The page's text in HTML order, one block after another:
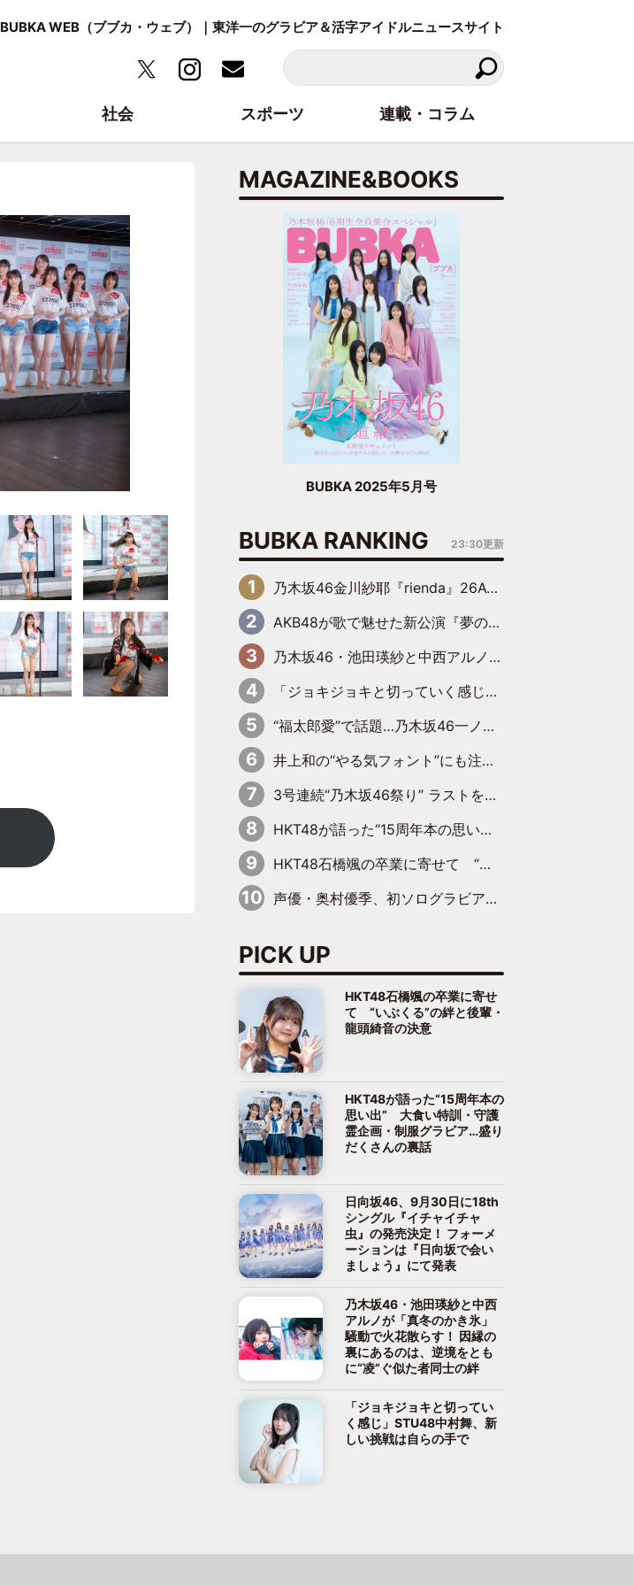
BUBKA WEB（ブブカ・ウェブ）｜東洋一のグラビア＆活字アイドルニュースサイト
MAGAZINE&BOOKS
BUBKA 2025年5月号
BUBKA RANKING 23:30更新
乃木坂46金川紗耶『rienda』26AW LOOKモデルに就任
AKB48が歌で魅せた新公演『夢のポップスター』 初日から全身全霊のステージ
乃木坂46・池田瑛紗と中西アルノが「真冬のかき氷」騒動で火花散らす！ 因縁の裏にあるのは、逆境をともに“凌”ぐ似た者同士の絆
「ジョキジョキと切っていく感じ」STU48中村舞、新しい挑戦は自らの手で
“福太郎愛”で話題…乃木坂46一ノ瀬美空、地元福岡『めんべい25周年トップサポーター』に就任
井上和の“やる気フォント”にも注目 乃木坂46が挑んだ書道パフォーマンスの舞台裏
3号連続“乃木坂46祭り” ラストを飾るのは賀喜遥香…5年ぶりの登場に「5年分大人になった私を見ていただけたら」
HKT48が語った“15周年本の思い出” 大食い特訓・守護霊企画・制服グラビア…盛りだくさんの裏話
HKT48石橋颯の卒業に寄せて “いぶくる”の絆と後輩・龍頭綺音の決意
声優・奥村優季、初ソログラビアで初ソロ表紙を飾る！ 初めて見せる表情や、声優を志したきっかけなどを語った必読のインタビューを掲載
PICK UP
HKT48石橋颯の卒業に寄せ
て “いぶくる”の絆と後輩・
龍頭綺音の決意
HKT48が語った“15周年本の
思い出” 大食い特訓・守護
霊企画・制服グラビア…盛り
だくさんの裏話
日向坂46、9月30日に18th
シングル『イチャイチャ
虫』の発売決定！ フォーメ
ーションは『日向坂で会い
ましょう』にて発表
乃木坂46・池田瑛紗と中西
アルノが「真冬のかき氷」
騒動で火花散らす！ 因縁の
裏にあるのは、逆境をとも
に“凌”ぐ似た者同士の絆
「ジョキジョキと切ってい
く感じ」STU48中村舞、新
しい挑戦は自らの手で
社会 スポーツ 連載・コラム